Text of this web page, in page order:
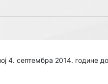
4. септембра 2014. године